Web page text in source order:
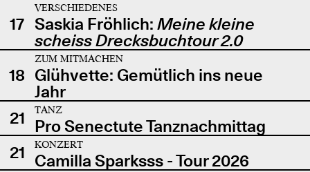
17
VERSCHIEDENES
Saskia Fröhlich: Meine kleine
scheiss Drecksbuchtour 2.0
18
ZUM MITMACHEN
Glühvette: Gemütlich ins neue
Jahr
21
TANZ
Pro Senectute Tanznachmittag
21
KONZERT
Camilla Sparksss - Tour 2026